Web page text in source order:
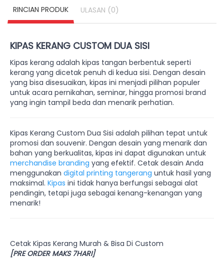
RINCIAN PRODUK ULASAN (0)
KIPAS KERANG CUSTOM DUA SISI
Kipas kerang adalah kipas tangan berbentuk seperti
kerang yang dicetak penuh di kedua sisi. Dengan desain
yang bisa disesuaikan, kipas ini menjadi pilihan populer
untuk acara pernikahan, seminar, hingga promosi brand
yang ingin tampil beda dan menarik perhatian.
Kipas Kerang Custom Dua Sisi adalah pilihan tepat untuk
promosi dan souvenir. Dengan desain yang menarik dan
bahan yang berkualitas, kipas ini dapat digunakan untuk
merchandise branding yang efektif. Cetak desain Anda
menggunakan digital printing tangerang untuk hasil yang
maksimal. Kipas ini tidak hanya berfungsi sebagai alat
pendingin, tetapi juga sebagai kenang-kenangan yang
menarik!
Cetak Kipas Kerang Murah & Bisa Di Custom
[PRE ORDER MAKS 7HARI]